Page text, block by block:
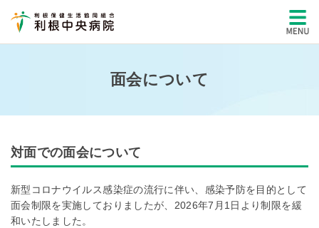
面会について
対面での面会について
新型コロナウイルス感染症の流行に伴い、感染予防を目的として
面会制限を実施しておりましたが、2026年7月1日より制限を緩
和いたしました。